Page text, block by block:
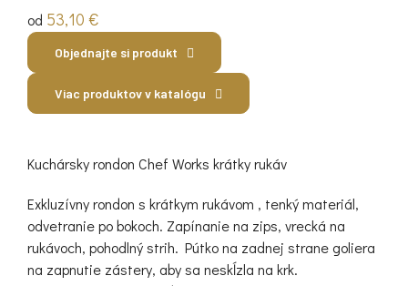
od 53,10 €
Objednajte si produkt
Viac produktov v katalógu
Kuchársky rondon Chef Works krátky rukáv
Exkluzívny rondon s krátkym rukávom , tenký materiál,
odvetranie po bokoch. Zapínanie na zips, vrecká na
rukávoch, pohodlný strih. Pútko na zadnej strane goliera
na zapnutie zástery, aby sa neskĺzla na krk.